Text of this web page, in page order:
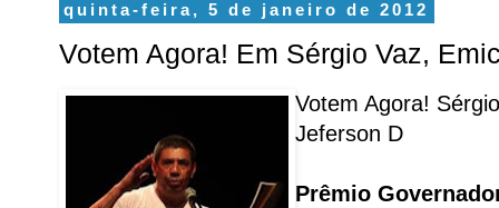
quinta-feira, 5 de janeiro de 2012
Votem Agora! Em Sérgio Vaz,
Votem Agora!
Jeferson D
Prêmio